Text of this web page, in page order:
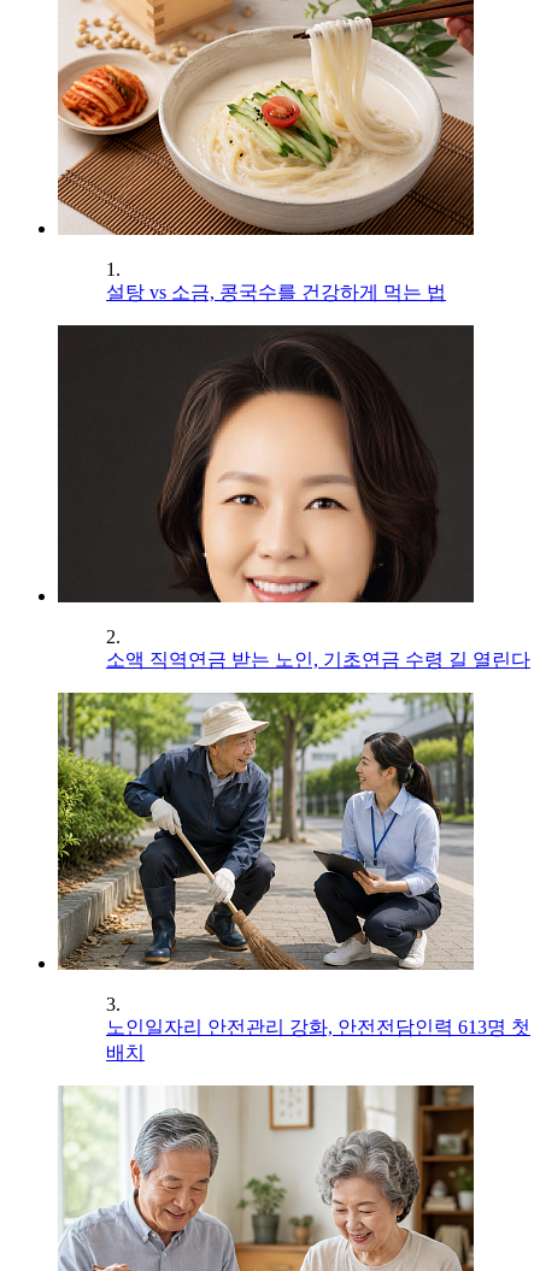
1.
설탕 vs 소금, 콩국수를 건강하게 먹는 법
2.
소액 직역연금 받는 노인, 기초연금 수령 길 열린다
3.
노인일자리 안전관리 강화, 안전전담인력 613명 첫
배치